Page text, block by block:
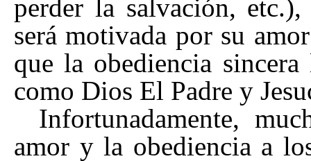
perder la salvación,
será motivada por su
que la obediencia
como Dios El Padre y
Infortunadamente,
amor y la obediencia a